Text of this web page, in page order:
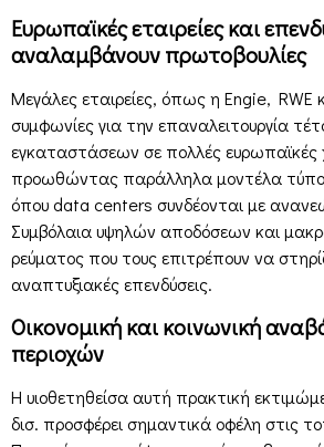
Ευρωπαϊκές εταιρείες και
αναλαμβάνουν πρωτοβουλίες
Μεγάλες εταιρείες, όπως η Engie, RWE
συμφωνίες για την επαναλειτουργία
εγκαταστάσεων σε πολλές ευρωπαϊκές
προωθώντας παράλληλα μοντέλα
όπου data centers συνδέονται με
Συμβόλαια υψηλών αποδόσεων και
ρεύματος που τους επιτρέπουν να
αναπτυξιακές επενδύσεις.
Οικονομική και κοινωνική
περιοχών
Η υιοθετηθείσα αυτή πρακτική
δισ. προσφέρει σημαντικά οφέλη στις